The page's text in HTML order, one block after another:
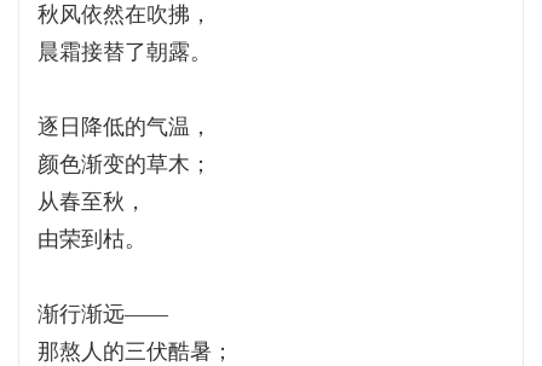
秋风依然在吹拂，
晨霜接替了朝露。
逐日降低的气温，
颜色渐变的草木；
从春至秋，
由荣到枯。
渐行渐远——
那熬人的三伏酷暑；